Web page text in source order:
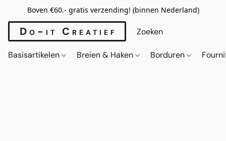
Boven €60.- gratis verzending! (binnen Nederland)
Do-it Creatief
Basisartikelen Breien & Haken Borduren